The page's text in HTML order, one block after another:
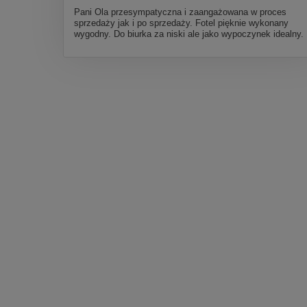
Pani Ola przesympatyczna i zaangażowana w proces
sprzedaży jak i po sprzedaży. Fotel pięknie wykonany
wygodny. Do biurka za niski ale jako wypoczynek idealny.